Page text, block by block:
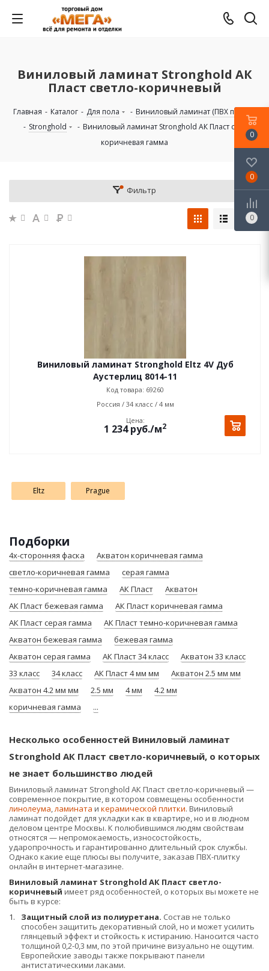
Виниловый ламинат Stronghold АК
Пласт светло-коричневый
Главная - Каталог - Для пола - Виниловый ламинат (ПВХ плитка)
- Stronghold - Виниловый ламинат Stronghold АК Пласт светло-
коричневая гамма
Фильтр
Виниловый ламинат Stronghold Eltz 4V Дуб
Аустерлиц 8014-11
Код товара: 69260
Россия / 34 класс / 4 мм
Цена:
1 234руб./м2
Eltz Prague
Подборки
4х-сторонняя фаска
Акватон коричневая гамма
светло-коричневая гамма
серая гамма
темно-коричневая гамма
АК Пласт
Акватон
АК Пласт бежевая гамма
АК Пласт коричневая гамма
АК Пласт серая гамма
АК Пласт темно-коричневая гамма
Акватон бежевая гамма
бежевая гамма
Акватон серая гамма
АК Пласт 34 класс
Акватон 33 класс
33 класс
34 класс АК Пласт 4 мм мм
Акватон 2.5 мм мм
Акватон 4.2 мм мм
2.5 мм 4 мм
4.2 мм
коричневая гамма
...
Несколько особенностей Виниловый ламинат
Stronghold АК Пласт светло-коричневый, о которых
не знает большинство людей
Виниловый ламинат Stronghold АК Пласт светло-коричневый —
современное покрытие, в котором совмещены особенности
линолеума,ламината и керамической плитки. Виниловый
ламинат подойдет для укладки как в квартире, но и в людном
деловом центре Москвы. К полюбившимся людям свойствам
относятся — непромокаемость, износостойкость,
ударопрочность и гарантированно длительный срок службы.
Однако какие еще плюсы вы получите, заказав ПВХ-плитку
онлайн в интернет-магазине.
Виниловый ламинат Stronghold АК Пласт светло-
коричневый имеет ряд особенностей, о которых вы можете не
быть в курсе:
Защитный слой из полиуретана. Состав не только
способен защитить декоративный слой, но и может усилить
глянцевый эффект и стойкость к истиранию. Наносится часто
толщиной 0,2-0,3 мм, по этой причине визуально не ощутим.
Европейские заводы также покрывают панели
антистатическими лаками.
0
0
0